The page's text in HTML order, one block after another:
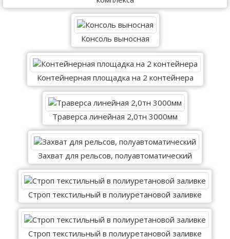
Консоль выносная
Контейнерная площадка на 2 контейнера
Траверса линейная 2,0тн 3000мм
Захват для рельсов, полуавтоматический
Строп текстильный в полиуретановой заливке
Строп текстильный в полиуретановой заливке